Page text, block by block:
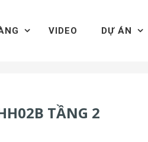
VIDEO DỰ ÁN
TẦNG 2